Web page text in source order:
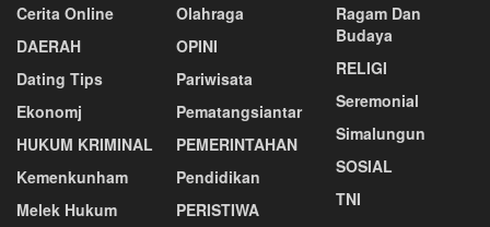
Cerita Online
DAERAH
Dating Tips
Ekonomj
HUKUM KRIMINAL
Kemenkunham
Melek Hukum
Olahraga
OPINI
Pariwisata
Pematangsiantar
PEMERINTAHAN
Pendidikan
PERISTIWA
Ragam Dan
Budaya
RELIGI
Seremonial
Simalungun
SOSIAL
TNI